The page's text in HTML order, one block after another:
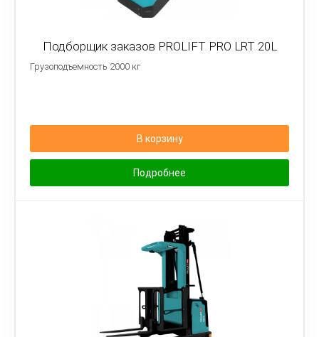
Подборщик заказов PROLIFT PRO LRT 20L
Грузоподъемность 2000 кг
В корзину
Подробнее